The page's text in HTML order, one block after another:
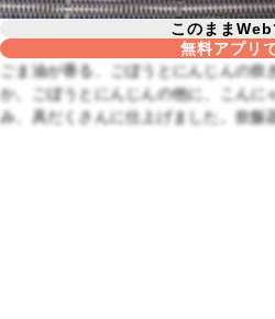
このままWeb
無料アプリ
ごま油が香る、ごぼうとにんじんの
か。ごぼうとにんじんの他に、こんに
み、具だくさんに仕上げました。炊飯